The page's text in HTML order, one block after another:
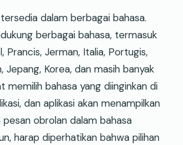
dalam berbagai bahasa.
berbagai bahasa, termasuk
Prancis, Jerman, Italia, Portugis,
Jepang, Korea, dan masih banyak
memilih bahasa yang diinginkan di
dan aplikasi akan menampilkan
obrolan dalam bahasa
harap diperhatikan bahwa pilihan